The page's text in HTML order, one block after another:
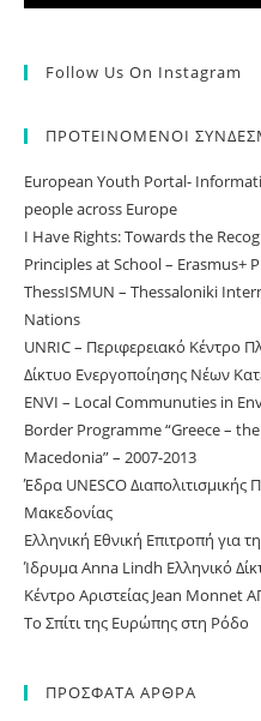
Follow Us On Instagram
ΠΡΟΤΕΙΝΟΜΕΝΟΙ
European Youth Portal-
people across Europe
I Have Rights: Towards the
Principles at School – Erasmus+
ThessISMUN – Thessaloniki
Nations
UNRIC – Περιφερειακό
Δίκτυο Ενεργοποίησης Νέων
ΕNVI – Local Communuties in
Border Programme “Greece –
Macedonia” – 2007-2013
Έδρα UNESCO Διαπολιτισμικής
Μακεδονίας
Ελληνική Εθνική Επιτροπή για
Ίδρυμα Anna Lindh Ελληνικό
Κέντρο Αριστείας Jean
Το Σπίτι της Ευρώπης στη Ρόδο
ΠΡΟΣΦΑΤΑ ΑΡΘΡΑ